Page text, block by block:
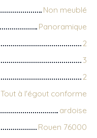
Non meublé
Panoramique
2
3
2
Tout à l'égout conforme
ardoise
Rouen 76000